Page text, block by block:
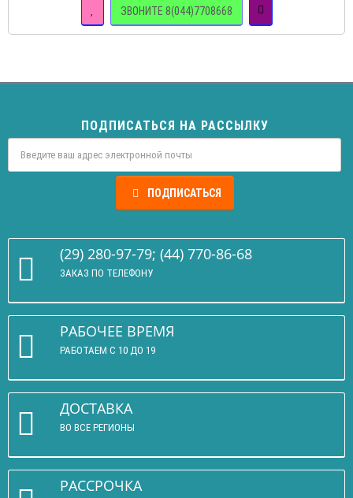
ЗВОНИТЕ 8(044)7708668
ПОДПИСАТЬСЯ НА РАССЫЛКУ
ПОДПИСАТЬСЯ
(29) 280-97-79; (44) 770-86-68
ЗАКАЗ ПО ТЕЛЕФОНУ
РАБОЧЕЕ ВРЕМЯ
РАБОТАЕМ С 10 ДО 19
ДОСТАВКА
ВО ВСЕ РЕГИОНЫ
РАССРОЧКА